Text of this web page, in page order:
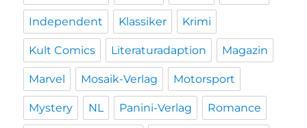
Independent Klassiker Krimi
Kult Comics Literaturadaption Magazin
Marvel Mosaik-Verlag Motorsport
Mystery NL Panini-Verlag Romance